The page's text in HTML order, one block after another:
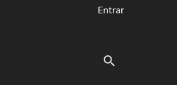
Entrar